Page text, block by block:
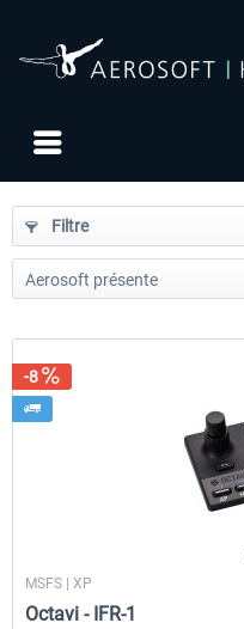
Filtre
-8
MSFS | XP
Octavi - IFR-1